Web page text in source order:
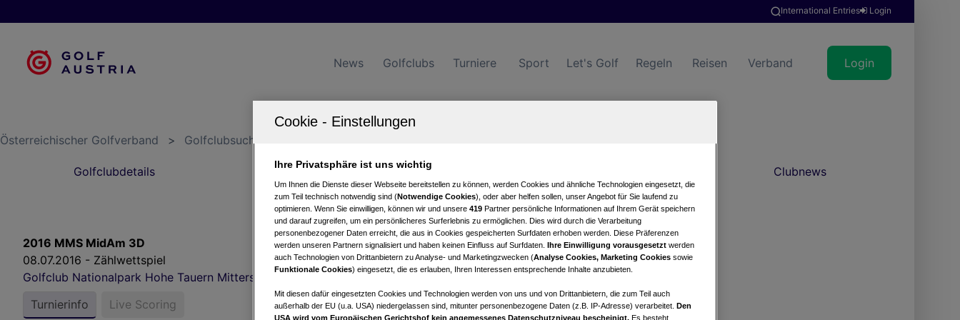
International Entries Login
News Golfclubs Turniere Sport Let's Golf Regeln Reisen Verband Login
Österreichischer Golfverband > Golfclubsuche
Golfclubdetails Startzeiten Clubnews
2016 MMS MidAm 3D
08.07.2016 - Zählwettspiel
Golfclub Nationalpark Hohe Tauern Mittersill
Turnierinfo
Live Scoring
Ihre Privatsphäre ist uns wichtig
Um Ihnen die Dienste dieser Webseite bereitstellen zu können, werden Cookies und ähnliche Technologien eingesetzt, die
zum Teil technisch notwendig sind (Notwendige Cookies), oder aber helfen sollen, unser Angebot für Sie laufend zu
optimieren. Wenn Sie einwilligen, können wir und unsere 419 Partner persönliche Informationen auf Ihrem Gerät speichern
und darauf zugreifen, um ein persönlicheres Surferlebnis zu ermöglichen. Dies wird durch die Verarbeitung
personenbezogener Daten erreicht, die aus in Cookies gespeicherten Surfdaten erhoben werden. Diese Präferenzen
werden unseren Partnern signalisiert und haben keinen Einfluss auf Surfdaten. Ihre Einwilligung vorausgesetzt werden
auch Technologien von Drittanbietern zu Analyse- und Marketingzwecken (Analyse Cookies, Marketing Cookies sowie
Funktionale Cookies) eingesetzt, die es erlauben, Ihren Interessen entsprechende Inhalte anzubieten.
Mit diesen dafür eingesetzten Cookies und Technologien werden von uns und von Drittanbietern, die zum Teil auch
außerhalb der EU (u.a. USA) niedergelassen sind, mitunter personenbezogene Daten (z.B. IP-Adresse) verarbeitet. Den
USA wird vom Europäischen Gerichtshof kein angemessenes Datenschutzniveau bescheinigt. Es besteht